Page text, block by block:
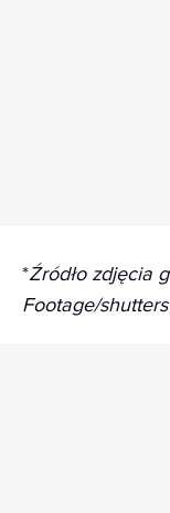
*Źródło zdjęcia
Footage/